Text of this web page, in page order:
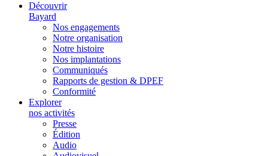
Découvrir
Bayard
Nos engagements
Notre organisation
Notre histoire
Nos implantations
Communiqués
Rapports de gestion & DPEF
Conformité
Explorer
nos activités
Presse
Édition
Audio